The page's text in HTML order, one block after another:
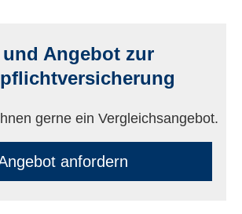
Angebot zur
gerne ein Vergleichsangebot.
an­for­dern